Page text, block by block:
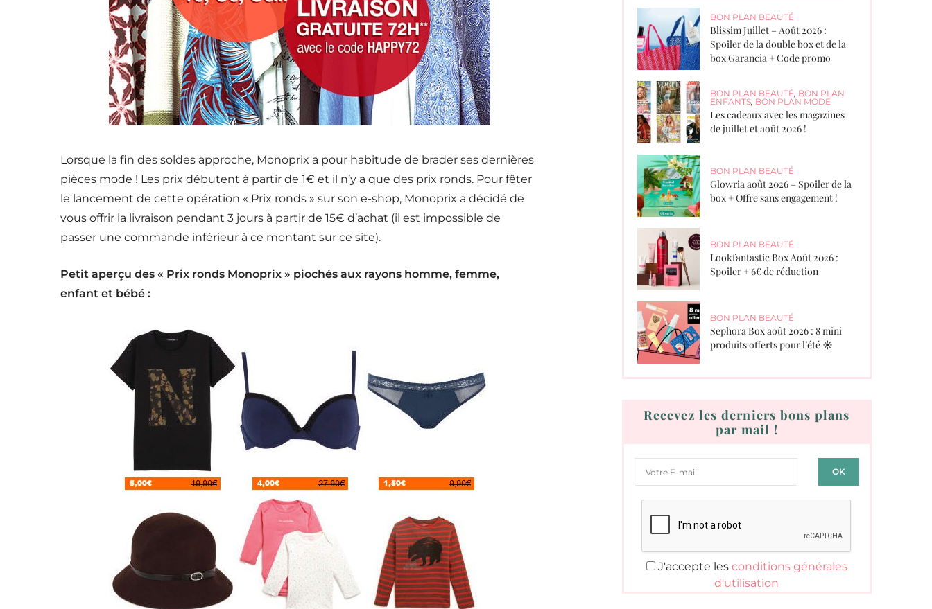
Lorsque la fin des soldes approche, Monoprix a pour habitude de brader ses dernières
pièces mode ! Les prix débutent à partir de 1€ et il n’y a que des prix ronds. Pour fêter
le lancement de cette opération « Prix ronds » sur son e-shop, Monoprix a décidé de
vous offrir la livraison pendant 3 jours à partir de 15€ d’achat (il est impossible de
passer une commande inférieur à ce montant sur ce site).
Petit aperçu des « Prix ronds Monoprix » piochés aux rayons homme, femme,
enfant et bébé :
BON PLAN BEAUTÉ
Blissim Juillet – Août 2026 :
Spoiler de la double box et de la
box Garancia + Code promo
BON PLAN BEAUTÉ BON PLAN
ENFANTS BON PLAN MODE
Les cadeaux avec les magazines
de juillet et août 2026 !
BON PLAN BEAUTÉ
Glowria août 2026 – Spoiler de la
box + Offre sans engagement !
BON PLAN BEAUTÉ
Lookfantastic Box Août 2026 :
Spoiler + 6€ de réduction
BON PLAN BEAUTÉ
Sephora Box août 2026 : 8 mini
produits offerts pour l’été ☀️
Recevez les derniers bons plans
par mail !
J'accepte les conditions générales
d'utilisation